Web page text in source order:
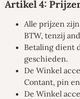
Artikel 4:
Alle prijzen
BTW, tenzij
Betaling dient
geschieden.
De Winkel
Contant, pin
De Winkel